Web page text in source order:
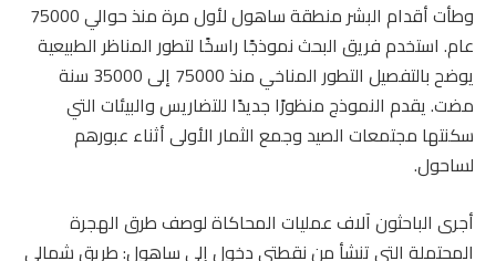
وطأت أقدام البشر منطقة ساهول لأول مرة منذ حوالي 75000
عام. استخدم فريق البحث نموذجًا راسخًا لتطور المناظر الطبيعية
يوضح بالتفصيل التطور المناخي منذ 75000 إلى 35000 سنة
مضت. يقدم النموذج منظورًا جديدًا للتضاريس والبيئات التي
سكنتها مجتمعات الصيد وجمع الثمار الأولى أثناء عبورهم
لساحول.
أجرى الباحثون آلاف عمليات المحاكاة لوصف طرق الهجرة
المحتملة التي تنشأ من نقطتي دخول إلى ساهول: طريق شمالي